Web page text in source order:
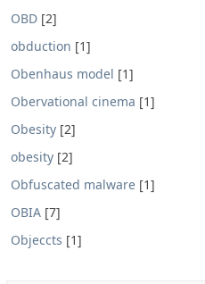
OBD [2]
obduction [1]
Obenhaus model [1]
Obervational cinema [1]
Obesity [2]
obesity [2]
Obfuscated malware [1]
OBIA [7]
Objeccts [1]